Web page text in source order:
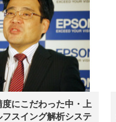
にこだわった中・上
スイング解析システ